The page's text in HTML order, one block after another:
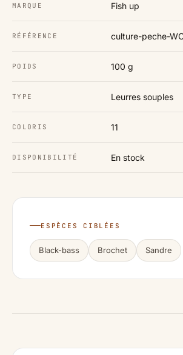
MARQUE Fish up
RÉFÉRENCE culture-peche-
POIDS 100 g
TYPE Leurres souples
COLORIS 11
DISPONIBILITÉ En stock
ESPÈCES CIBLÉES
Black-bass Brochet Sandre